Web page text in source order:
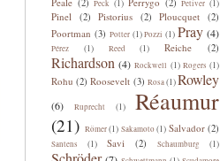
(2) Peck (1) (2) Petiver (1)
Pinel (2) Pistorius (2) Ploucquet (2)
Poortman (3) Potter (1) Pozzi (1) Pray (4)
Pérez (1) Reed (1) Reiche (2)
Richardson (4) Rockwell (1) Rogers (1)
Rohu (2) Roosevelt (3) Rosa(1)Rowley
(6) Ruprecht (1) Réaumur
(21) Römer (1) Sakamoto (1) Salvador (2)
Santens (1) Savi (2) Schaumburg (1)